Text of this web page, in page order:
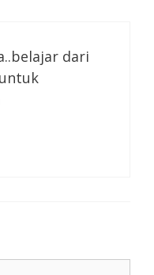
dari